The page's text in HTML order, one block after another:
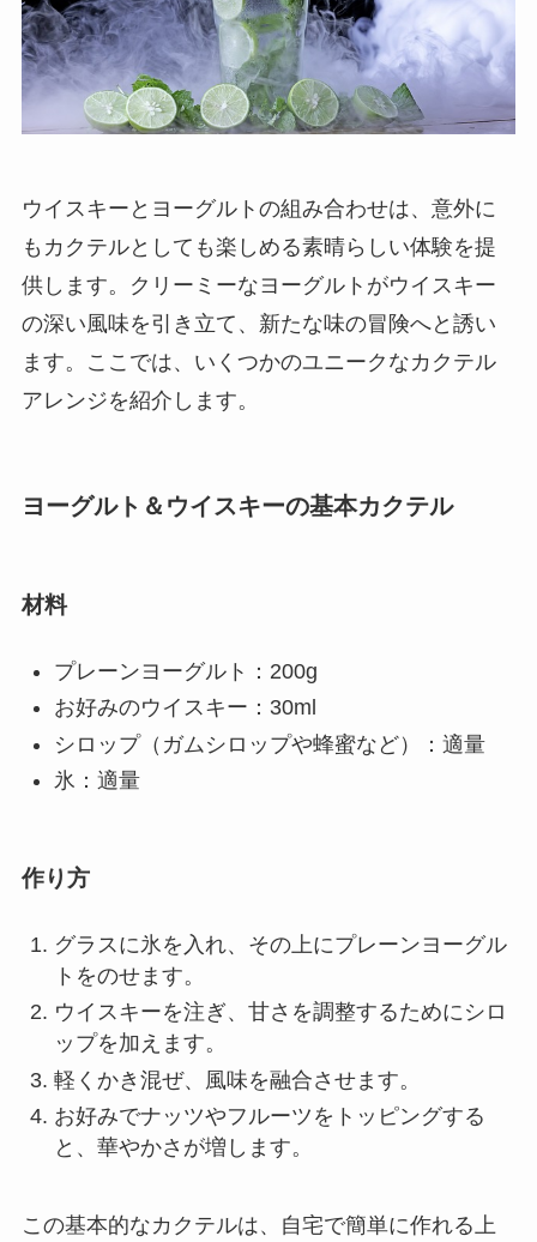
ウイスキーとヨーグルトの組み合わせは、意外に
もカクテルとしても楽しめる素晴らしい体験を提
供します。クリーミーなヨーグルトがウイスキー
の深い風味を引き立て、新たな味の冒険へと誘い
ます。ここでは、いくつかのユニークなカクテル
アレンジを紹介します。
ヨーグルト＆ウイスキーの基本カクテル
材料
プレーンヨーグルト：200g
お好みのウイスキー：30ml
シロップ（ガムシロップや蜂蜜など）：適量
氷：適量
作り方
グラスに氷を入れ、その上にプレーンヨーグル
トをのせます。
ウイスキーを注ぎ、甘さを調整するためにシロ
ップを加えます。
軽くかき混ぜ、風味を融合させます。
お好みでナッツやフルーツをトッピングする
と、華やかさが増します。
この基本的なカクテルは、自宅で簡単に作れる上